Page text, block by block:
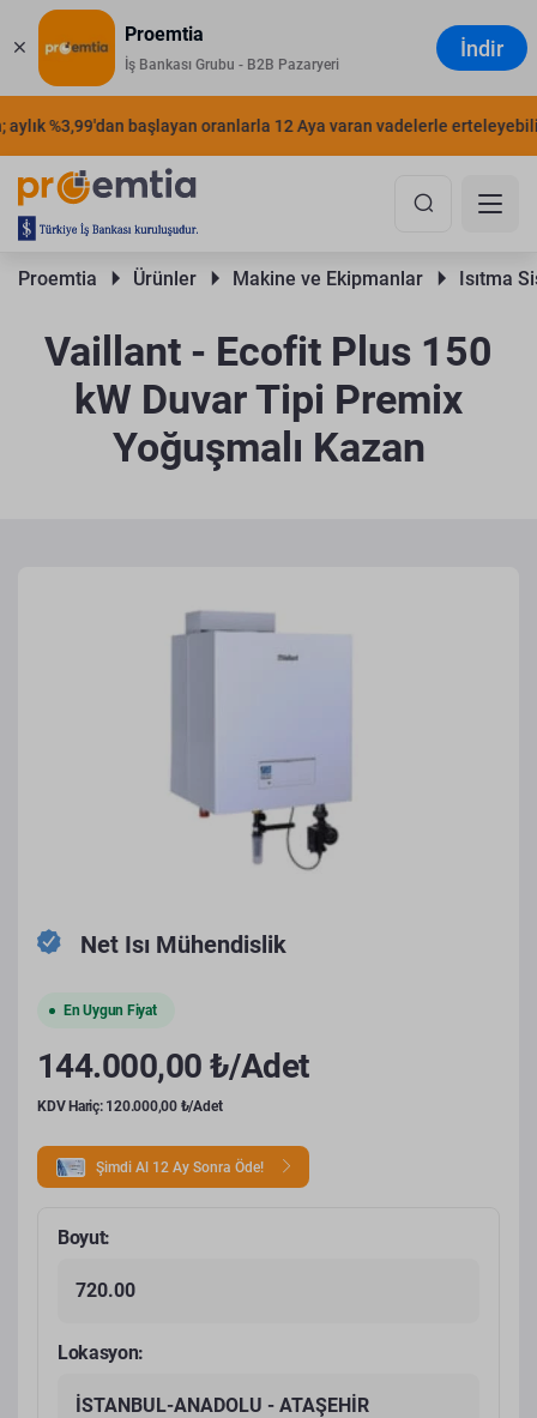
Proemtia
İş Bankası Grubu - B2B Pazaryeri
İndir
%3,99'dan başlayan oranlarla 12 Aya varan vadelerle
Proemtia Ürünler Makine ve Ekipmanlar Isıtma
Vaillant - Ecofit Plus 150
kW Duvar Tipi Premix
Yoğuşmalı Kazan
Net Isı Mühendislik
En Uygun Fiyat
144.000,00 ₺/Adet
KDV Hariç: 120.000,00 ₺/Adet
Şimdi Al 12 Ay Sonra Öde!
Boyut:
720.00
Lokasyon:
İSTANBUL-ANADOLU - ATAŞEHİR